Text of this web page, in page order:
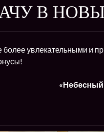
В
увлекательными и
«Небесный